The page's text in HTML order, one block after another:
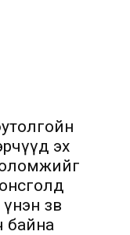
эх
зөв
байна